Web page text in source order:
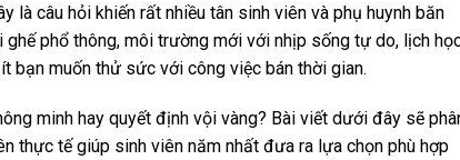
là câu hỏi khiến rất nhiều tân sinh viên và phụ huynh băn
phổ thông, môi trường mới với nhịp sống tự do, lịch
bạn muốn thử sức với công việc bán thời gian.
minh hay quyết định vội vàng? Bài viết dưới đây sẽ
thực tế giúp sinh viên năm nhất đưa ra lựa chọn phù hợp